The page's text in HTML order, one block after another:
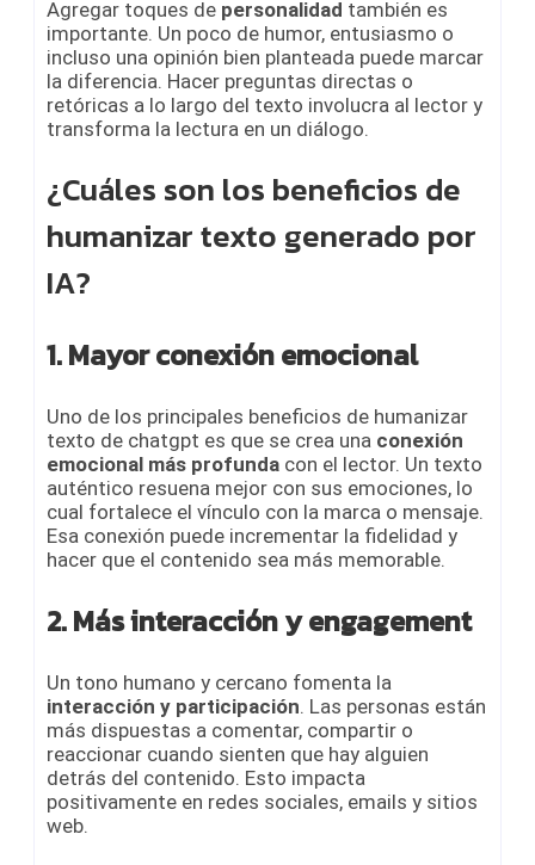
Agregar toques de personalidad también es
importante. Un poco de humor, entusiasmo o
incluso una opinión bien planteada puede marcar
la diferencia. Hacer preguntas directas o
retóricas a lo largo del texto involucra al lector y
transforma la lectura en un diálogo.
¿Cuáles son los beneficios de
humanizar texto generado por
IA?
1. Mayor conexión emocional
Uno de los principales beneficios de humanizar
texto de chatgpt es que se crea una conexión
emocional más profunda con el lector. Un texto
auténtico resuena mejor con sus emociones, lo
cual fortalece el vínculo con la marca o mensaje.
Esa conexión puede incrementar la fidelidad y
hacer que el contenido sea más memorable.
2. Más interacción y engagement
Un tono humano y cercano fomenta la
interacción y participación. Las personas están
más dispuestas a comentar, compartir o
reaccionar cuando sienten que hay alguien
detrás del contenido. Esto impacta
positivamente en redes sociales, emails y sitios
web.